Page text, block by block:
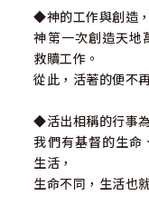
◆神的工作與創造
神第一次創造天地
救贖工作。
從此，活著的便不
◆活出相稱的行事
我們有基督的生命
生活，
生命不同，生活也